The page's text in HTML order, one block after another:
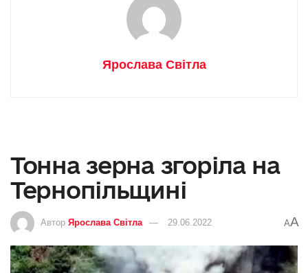
Ярослава Світла
Тонна зерна згоріла на
Тернопільщині
Автор Ярослава Світла 29.06.2022 AA